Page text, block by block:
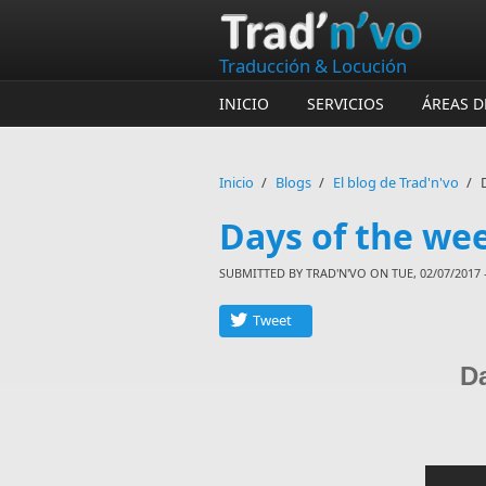
Traducción & Locución
INICIO SERVICIOS ÁREAS
Inicio / Blogs / El blog de Trad'n'vo /
Days of the
SUBMITTED BY TRAD'N'VO ON TUE, 02/07/2017
Tweet